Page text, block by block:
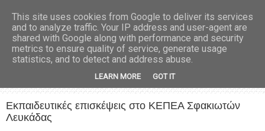
Εκπαιδευτικές επισκέψεις στο ΚΕΠΕΑ Σφακιωτών
Λευκάδας
This site uses cookies from Google to deliver its services
and to analyze traffic. Your IP address and user-agent are
shared with Google along with performance and security
metrics to ensure quality of service, generate usage
statistics, and to detect and address abuse.
LEARN MORE GOT IT